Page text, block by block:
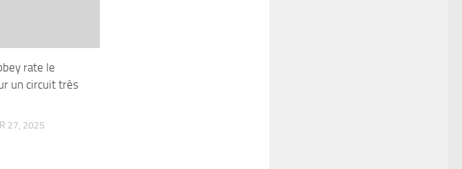
rate le
un circuit très
27, 2025